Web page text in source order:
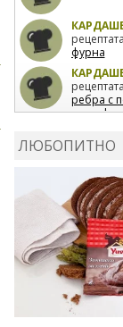
рецептата
фурна
рецептата
ребра с
картофи
лимон
Киноа
ЛЮБОПИТНО